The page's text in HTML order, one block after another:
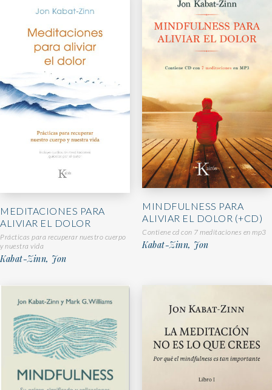
MEDITACIONES PARA
ALIVIAR EL DOLOR
Prácticas para recuperar nuestro cuerpo
y nuestra vida
Kabat-Zinn, Jon
MINDFULNESS PARA
ALIVIAR EL DOLOR (+CD)
Contiene cd con 7 meditaciones en mp3
Kabat-Zinn, Jon